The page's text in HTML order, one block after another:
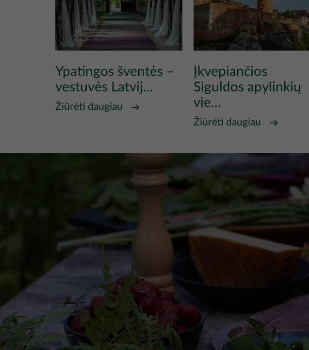
Ypatingos šventės –
vestuvės Latvij...
Žiūrėti daugiau
Įkvepiančios
Siguldos apylinkių
vie...
Žiūrėti daugiau